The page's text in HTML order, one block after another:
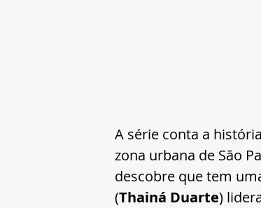
A série conta a
zona urbana de São
descobre que tem
(Thainá Duarte)